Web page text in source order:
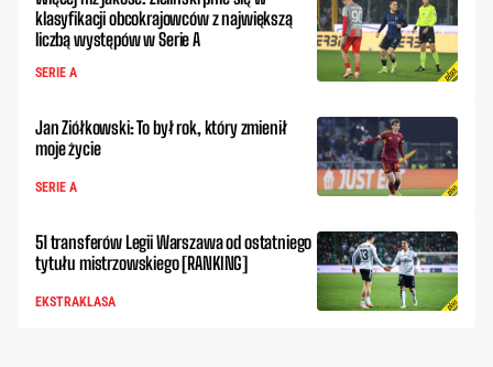
klasyfikacji obcokrajowców z największą
liczbą występów w Serie A
SERIE A
Jan Ziółkowski: To był rok, który zmienił
moje życie
SERIE A
51 transferów Legii Warszawa od ostatniego
tytułu mistrzowskiego [RANKING]
EKSTRAKLASA